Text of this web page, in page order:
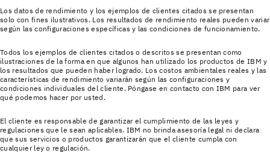
Los datos de rendimiento y los ejemplos de clientes citados se presentan
solo con fines ilustrativos. Los resultados de rendimiento reales pueden variar
según las configuraciones específicas y las condiciones de funcionamiento.
Todos los ejemplos de clientes citados o descritos se presentan como
ilustraciones de la forma en que algunos han utilizado los productos de IBM y
los resultados que pueden haber logrado. Los costos ambientales reales y las
características de rendimiento variarán según las configuraciones y
condiciones individuales del cliente. Póngase en contacto con IBM para ver
qué podemos hacer por usted.
El cliente es responsable de garantizar el cumplimiento de las leyes y
regulaciones que le sean aplicables. IBM no brinda asesoría legal ni declara
que sus servicios o productos garantizarán que el cliente cumpla con
cualquier ley o regulación.